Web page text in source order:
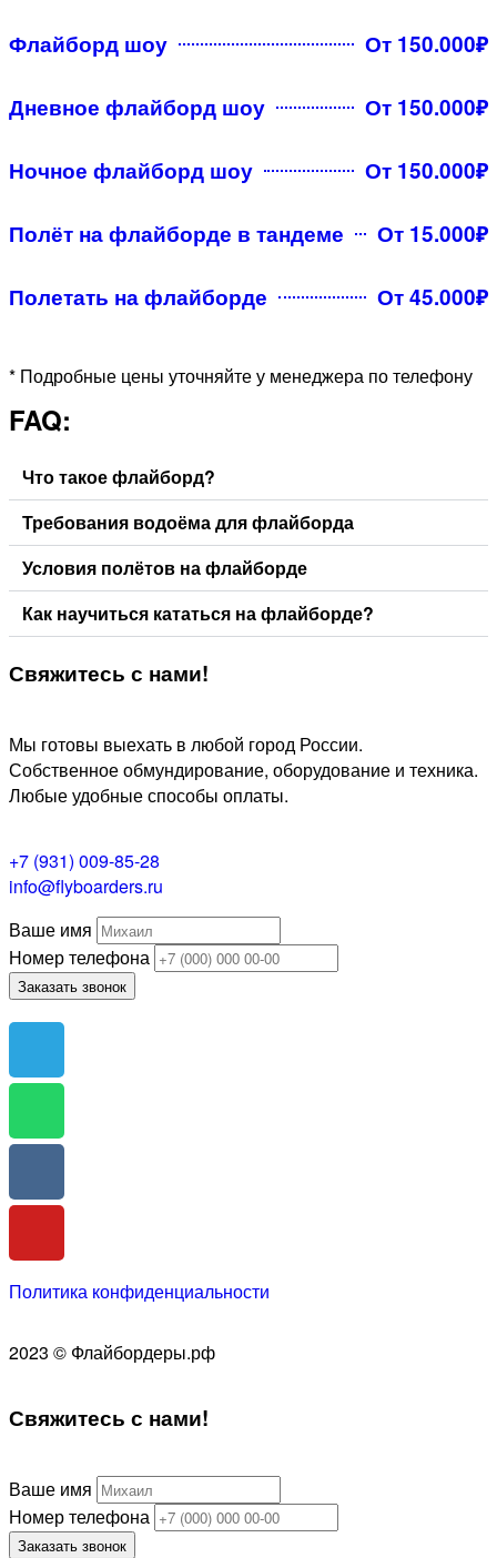
Флайборд шоу От 150.000₽
Дневное флайборд шоу От 150.000₽
Ночное флайборд шоу От 150.000₽
Полёт на флайборде в тандеме От 15.000₽
Полетать на флайборде От 45.000₽
* Подробные цены уточняйте у менеджера по телефону
FAQ:
Что такое флайборд?
Требования водоёма для флайборда
Условия полётов на флайборде
Как научиться кататься на флайборде?
Свяжитесь с нами!
Мы готовы выехать в любой город России.
Собственное обмундирование, оборудование и техника.
Любые удобные способы оплаты.
+7 (931) 009-85-28
info@flyboarders.ru
Ваше имя
Номер телефона
Заказать звонок
Политика конфиденциальности
2023 © Флайбордеры.рф
Свяжитесь с нами!
Ваше имя
Номер телефона
Заказать звонок